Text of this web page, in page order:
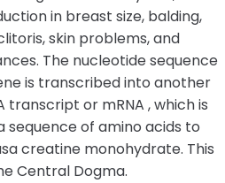
in breast size, balding,
skin problems, and
The nucleotide sequence
is transcribed into another
transcript or mRNA , which is
sequence of amino acids to
creatine monohydrate. This
Central Dogma.